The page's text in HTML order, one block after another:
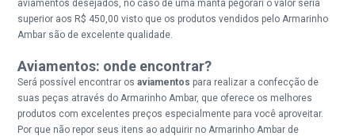
aviamentos desejados, no caso de uma manta pegorari o valor seria
superior aos R$ 450,00 visto que os produtos vendidos pelo Armarinho
Ambar são de excelente qualidade.
Aviamentos: onde encontrar?
Será possível encontrar osaviamentos para realizar a confecção de
suas peças através do Armarinho Ambar, que oferece os melhores
produtos com excelentes preços especialmente para você aproveitar.
Por que não repor seus itens ao adquirir no Armarinho Ambar de